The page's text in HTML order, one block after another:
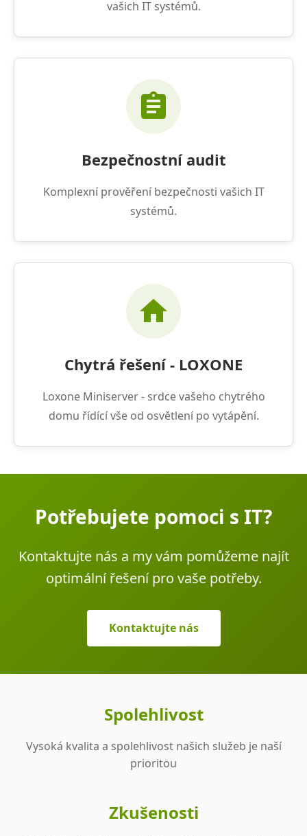
vašich IT systémů.
Bezpečnostní audit
Komplexní prověření bezpečnosti vašich IT
systémů.
Chytrá řešení - LOXONE
Loxone Miniserver - srdce vašeho chytrého
domu řídící vše od osvětlení po vytápění.
Potřebujete pomoci s IT?
Kontaktujte nás a my vám pomůžeme najít
optimální řešení pro vaše potřeby.
Kontaktujte nás
Spolehlivost
Vysoká kvalita a spolehlivost našich služeb je naší
prioritou
Zkušenosti